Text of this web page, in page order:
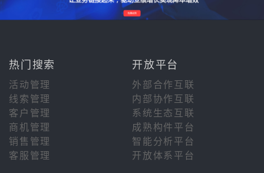
热门搜索 开放平台
活动管理
外部合作互联
线索管理
内部协作互联
客户管理
系统生态互联
商机管理
成熟构件平台
销售管理
智能分析平台
客服管理
开放体系平台